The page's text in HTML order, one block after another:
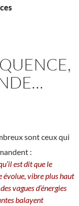
sont ceux qui
:
est dit que le
évolue, vibre plus haut
vagues d’énergies
balayent